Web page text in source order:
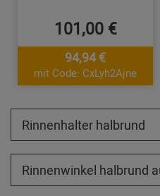
101,00 €
94,94 €
mit Code: CxLyh2Ajne
Rinnenhalter halbrund
Rinnenwinkel halbrund